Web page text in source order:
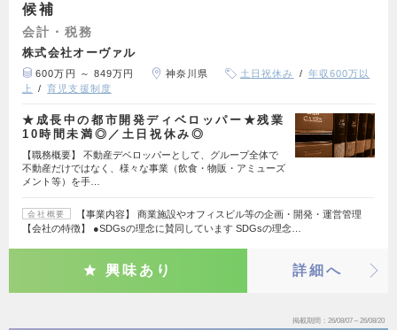
候補
会計・税務
株式会社オーヴァル
600万円 ～ 849万円 神奈川県 土日祝休み
年収600万以
上
育児支援制度
★成長中の都市開発ディベロッパー★残業
10時間未満◎／土日祝休み◎
【職務概要】 不動産デベロッパーとして、グループ全体で
不動産だけではなく、様々な事業（飲食・物販・アミューズ
メント等）を手…
会社概要
【事業内容】 商業施設やオフィスビル等の企画・開発・運営管理
【会社の特徴】 ●SDGsの理念に賛同しています SDGsの理念…
興味あり 詳細へ
掲載期間 26/08/07～26/08/20